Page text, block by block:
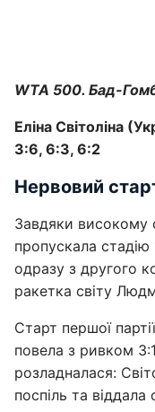
WTA 500. Бад-
Еліна Світоліна
3:6, 6:3, 6:2
Нервовий
Завдяки високому
пропускала стадію
одразу з другого
ракетка світу
Старт першої
повела з ривком
розладналася:
поспіль та